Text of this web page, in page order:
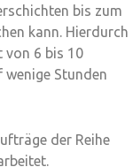
bis zum
kann. Hierdurch
von 6 bis 10
wenige Stunden
der Reihe